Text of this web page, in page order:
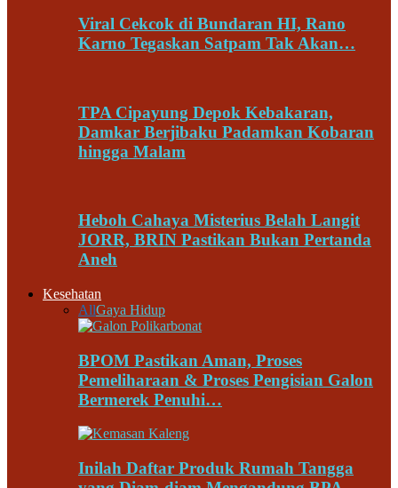
Viral Cekcok di Bundaran HI, Rano
Karno Tegaskan Satpam Tak Akan…
TPA Cipayung Depok Kebakaran,
Damkar Berjibaku Padamkan Kobaran
hingga Malam
Heboh Cahaya Misterius Belah Langit
JORR, BRIN Pastikan Bukan Pertanda
Aneh
Kesehatan
AllGaya Hidup
BPOM Pastikan Aman, Proses
Pemeliharaan & Proses Pengisian Galon
Bermerek Penuhi…
Inilah Daftar Produk Rumah Tangga